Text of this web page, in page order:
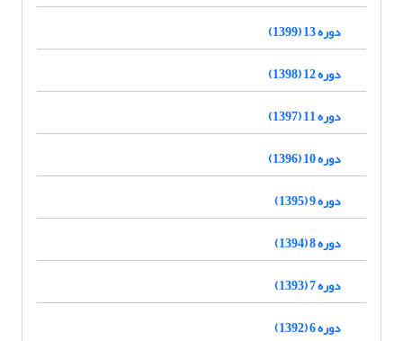
دوره 13 (1399)
دوره 12 (1398)
دوره 11 (1397)
دوره 10 (1396)
دوره 9 (1395)
دوره 8 (1394)
دوره 7 (1393)
دوره 6 (1392)